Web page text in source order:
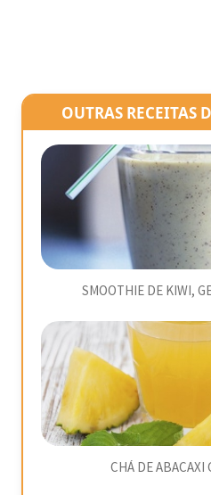
OUTRAS RECEITAS
SMOOTHIE DE KIWI,
CHÁ DE ABACAXI